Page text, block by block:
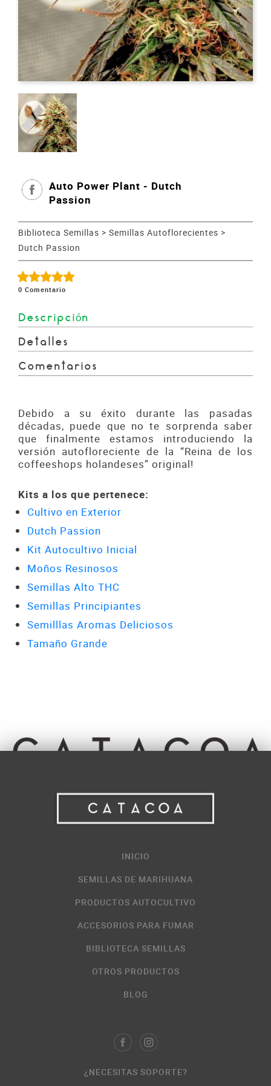
Auto Power Plant - Dutch
Passion
Biblioteca Semillas > Semillas Autoflorecientes >
Dutch Passion
0 Comentario
Descripción
Detalles
Comentarios
Debido a su éxito durante las pasadas
décadas, puede que no te sorprenda saber
que finalmente estamos introduciendo la
versión autofloreciente de la “Reina de los
coffeeshops holandeses” original!
Kits a los que pertenece:
Cultivo en Exterior
Dutch Passion
Kit Autocultivo Inicial
Moños Resinosos
Semillas Alto THC
Semillas Principiantes
Semilllas Aromas Deliciosos
Tamaño Grande
INICIO
SEMILLAS DE MARIHUANA
PRODUCTOS AUTOCULTIVO
ACCESORIOS PARA FUMAR
BIBLIOTECA SEMILLAS
OTROS PRODUCTOS
BLOG
¿NECESITAS SOPORTE?